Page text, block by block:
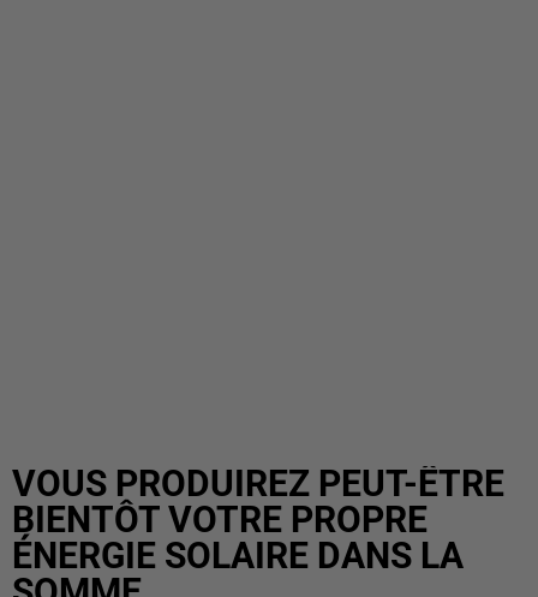
VOUS PRODUIREZ PEUT-ÊTRE
BIENTÔT VOTRE PROPRE
ÉNERGIE SOLAIRE DANS LA